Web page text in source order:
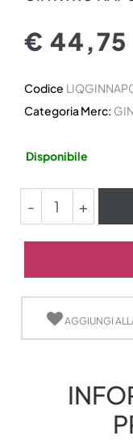
€ 44,75
Codice
Categoria Merc: GIN
Disponibile
AGGIUNGI